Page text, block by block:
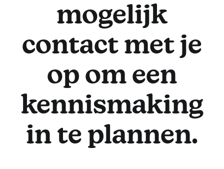
mogelijk
contact met je
op om een
kennismaking
in te plannen.